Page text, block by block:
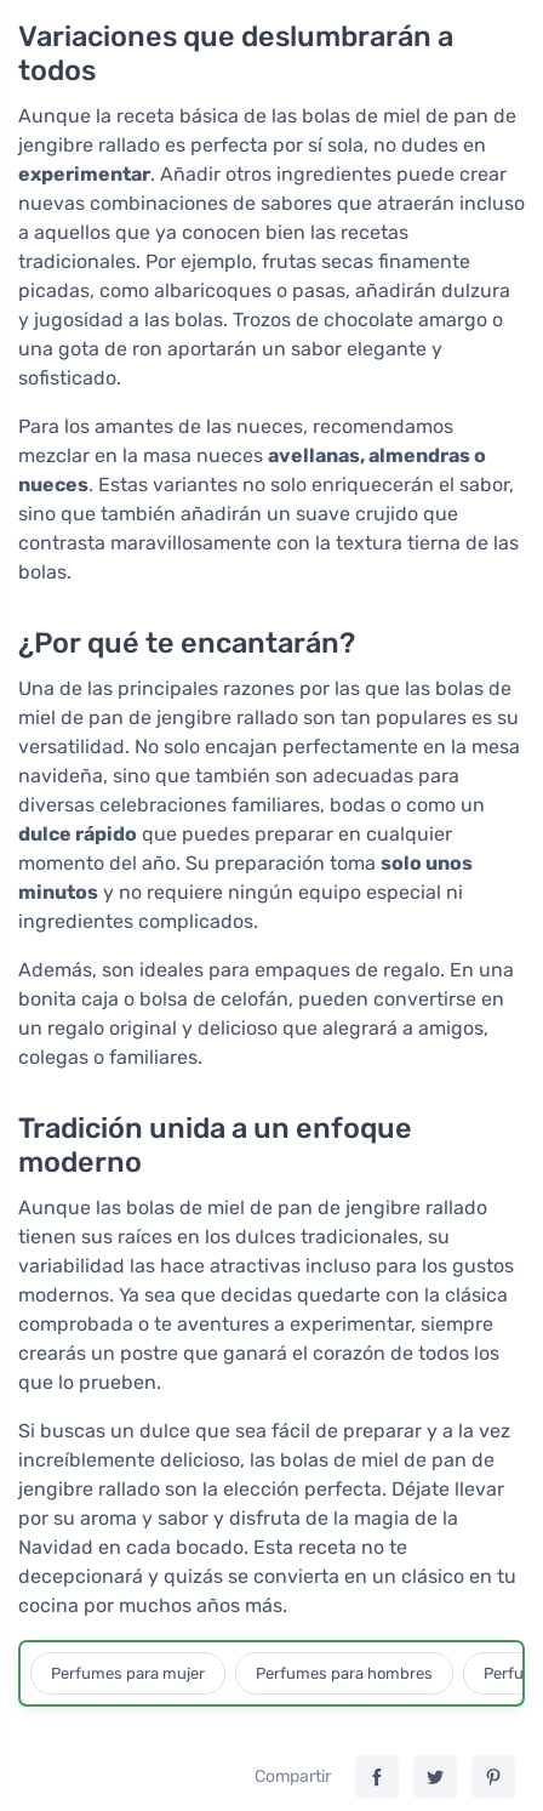
Variaciones que deslumbrarán a
todos
Aunque la receta básica de las bolas de miel de pan de
jengibre rallado es perfecta por sí sola, no dudes en
experimentar. Añadir otros ingredientes puede crear
nuevas combinaciones de sabores que atraerán incluso
a aquellos que ya conocen bien las recetas
tradicionales. Por ejemplo, frutas secas finamente
picadas, como albaricoques o pasas, añadirán dulzura
y jugosidad a las bolas. Trozos de chocolate amargo o
una gota de ron aportarán un sabor elegante y
sofisticado.
Para los amantes de las nueces, recomendamos
mezclar en la masa nueces avellanas, almendras o
nueces. Estas variantes no solo enriquecerán el sabor,
sino que también añadirán un suave crujido que
contrasta maravillosamente con la textura tierna de las
bolas.
¿Por qué te encantarán?
Una de las principales razones por las que las bolas de
miel de pan de jengibre rallado son tan populares es su
versatilidad. No solo encajan perfectamente en la mesa
navideña, sino que también son adecuadas para
diversas celebraciones familiares, bodas o como un
dulce rápido que puedes preparar en cualquier
momento del año. Su preparación toma solo unos
minutos y no requiere ningún equipo especial ni
ingredientes complicados.
Además, son ideales para empaques de regalo. En una
bonita caja o bolsa de celofán, pueden convertirse en
un regalo original y delicioso que alegrará a amigos,
colegas o familiares.
Tradición unida a un enfoque
moderno
Aunque las bolas de miel de pan de jengibre rallado
tienen sus raíces en los dulces tradicionales, su
variabilidad las hace atractivas incluso para los gustos
modernos. Ya sea que decidas quedarte con la clásica
comprobada o te aventures a experimentar, siempre
crearás un postre que ganará el corazón de todos los
que lo prueben.
Si buscas un dulce que sea fácil de preparar y a la vez
increíblemente delicioso, las bolas de miel de pan de
jengibre rallado son la elección perfecta. Déjate llevar
por su aroma y sabor y disfruta de la magia de la
Navidad en cada bocado. Esta receta no te
decepcionará y quizás se convierta en un clásico en tu
cocina por muchos años más.
Perfumes para mujer Perfumes para hombres
Compartir